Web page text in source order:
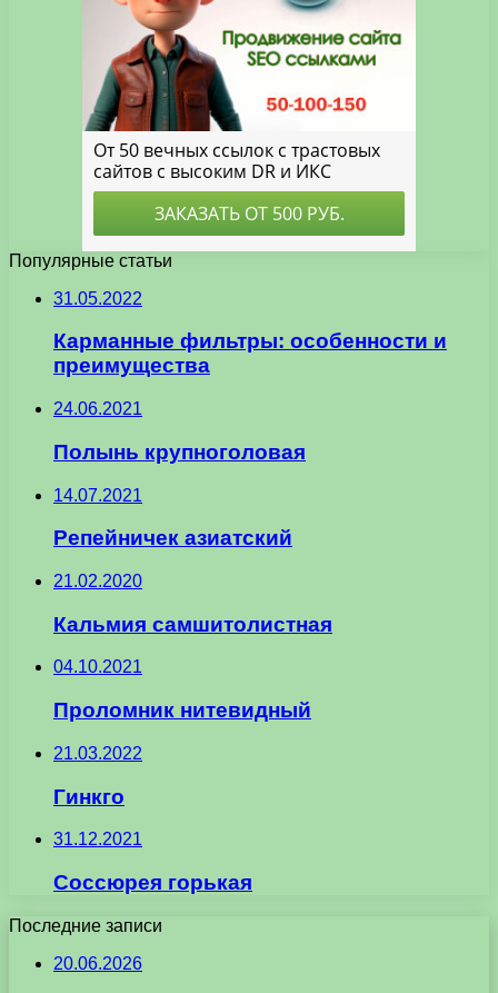
Популярные статьи
31.05.2022
Карманные фильтры: особенности и
преимущества
24.06.2021
Полынь крупноголовая
14.07.2021
Репейничек азиатский
21.02.2020
Кальмия самшитолистная
04.10.2021
Проломник нитевидный
21.03.2022
Гинкго
31.12.2021
Соссюрея горькая
Последние записи
20.06.2026